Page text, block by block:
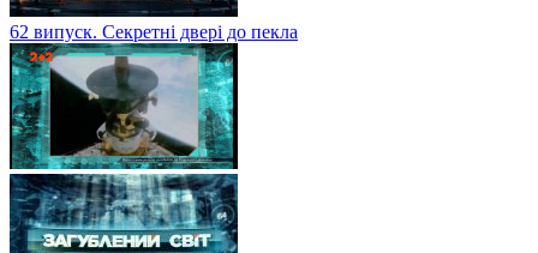
62 випуск. Секретні двері до пекла